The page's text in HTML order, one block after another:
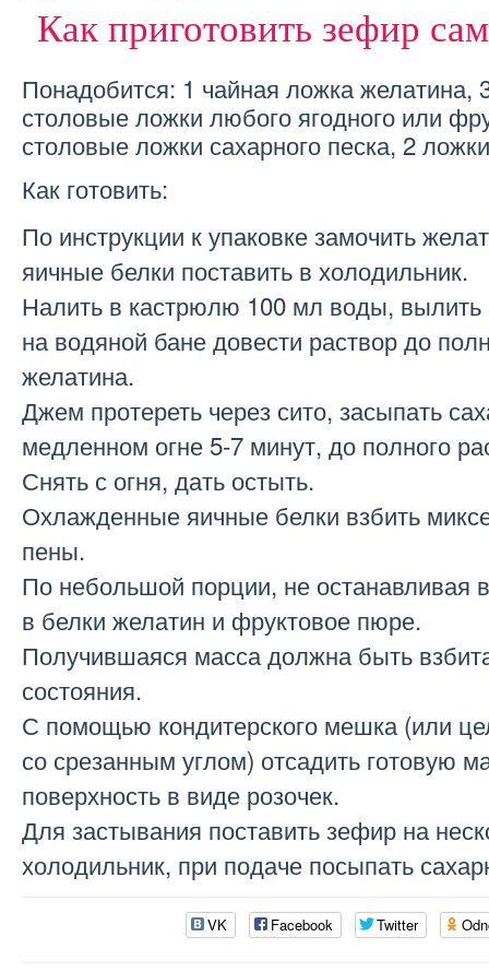
Как приготовить зефир
Понадобится: 1 чайная ложка желатина,
столовые ложки любого ягодного или
столовые ложки сахарного песка, 2
Как готовить:
По инструкции к упаковке замочить
яичные белки поставить в холодильник.
Налить в кастрюлю 100 мл воды,
на водяной бане довести раствор до
желатина.
Джем протереть через сито, засыпать
медленном огне 5-7 минут, до полного
Снять с огня, дать остыть.
Охлажденные яичные белки взбить
пены.
По небольшой порции, не останавливая
в белки желатин и фруктовое пюре.
Получившаяся масса должна быть
состояния.
С помощью кондитерского мешка (или
со срезанным углом) отсадить готовую
поверхность в виде розочек.
Для застывания поставить зефир на
холодильник, при подаче посыпать
VK Facebook Twitter